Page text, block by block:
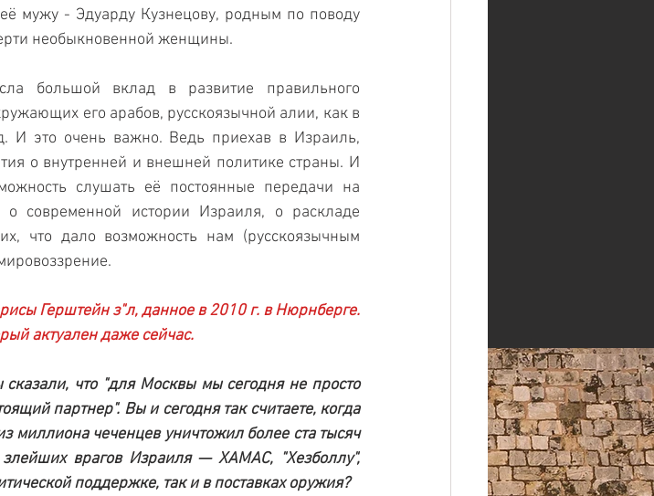
мужу - Эдуарду Кузнецову, родным по поводу
необыкновенной женщины.
большой вклад в развитие правильного
его арабов, русскоязычной алии, как в
И это очень важно. Ведь приехав в Израиль,
о внутренней и внешней политике страны. И
слушать её постоянные передачи на
современной истории Израиля, о раскладе
что дало возможность нам (русскоязычным
Герштейн з"л, данное в 2010 г. в Нюрнберге.
актуален даже сейчас.
что "для Москвы мы сегодня не просто
партнер". Вы и сегодня так считаете, когда
миллиона чеченцев уничтожил более ста тысяч
злейших врагов Израиля — ХАМАС, "Хезболлу",
поддержке, так и в поставках оружия?